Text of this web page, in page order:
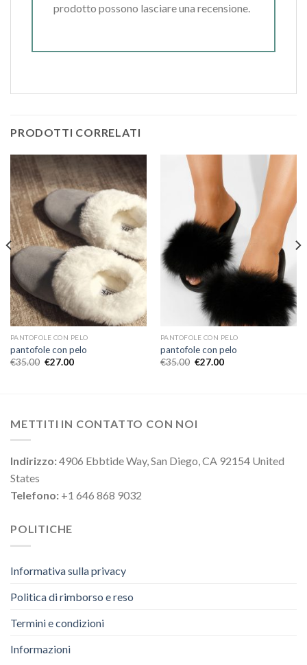
prodotto possono lasciare una recensione.
PRODOTTI CORRELATI
PANTOFOLE CON PELO
pantofole con pelo
€35.00 €27.00
PANTOFOLE CON PELO
pantofole con pelo
€35.00 €27.00
METTITI IN CONTATTO CON NOI
Indirizzo:4906 Ebbtide Way, San Diego, CA 92154 United
States
Telefono: +1 646 868 9032
POLITICHE
Informativa sulla privacy
Politica di rimborso e reso
Termini e condizioni
Informazioni